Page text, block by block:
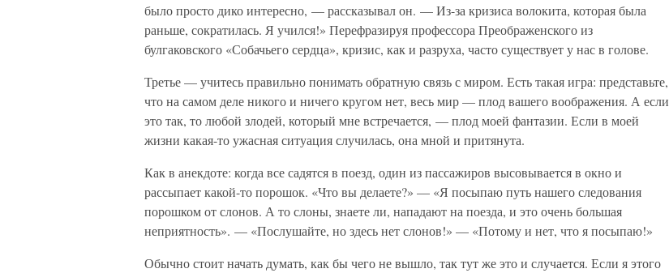
было просто дико интересно, — рассказывал он. — Из-за кризиса волокита, которая была
раньше, сократилась. Я учился!» Перефразируя профессора Преображенского из
булгаковского «Собачьего сердца», кризис, как и разруха, часто существует у нас в голове.
Третье — учитесь правильно понимать обратную связь с миром. Есть такая игра: представьте,
что на самом деле никого и ничего кругом нет, весь мир — плод вашего воображения. А если
это так, то любой злодей, который мне встречается, — плод моей фантазии. Если в моей
жизни какая-то ужасная ситуация случилась, она мной и притянута.
Как в анекдоте: когда все садятся в поезд, один из пассажиров высовывается в окно и
рассыпает какой-то порошок. «Что вы делаете?» — «Я посыпаю путь нашего следования
порошком от слонов. А то слоны, знаете ли, нападают на поезда, и это очень большая
неприятность». — «Послушайте, но здесь нет слонов!» — «Потому и нет, что я посыпаю!»
Обычно стоит начать думать, как бы чего не вышло, так тут же это и случается. Если я этого